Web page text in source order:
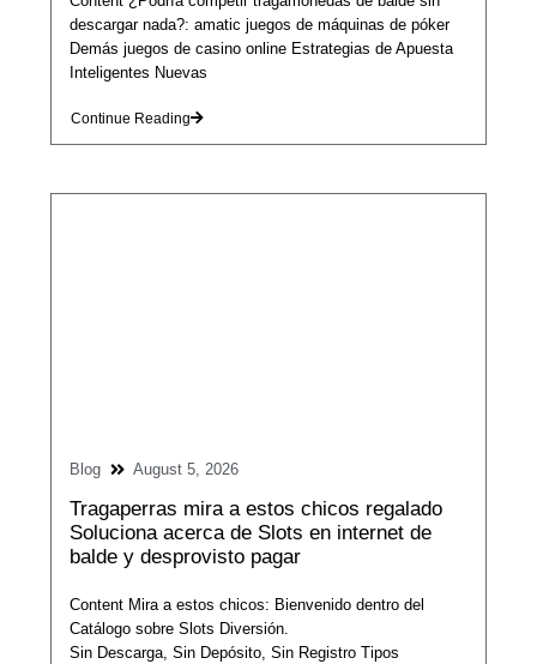
descargar nada?: amatic juegos de máquinas de póker
Demás juegos de casino online Estrategias de Apuesta
Inteligentes Nuevas
Continue Reading
Blog August 5, 2026
Tragaperras mira a estos chicos regalado
Soluciona acerca de Slots en internet de
balde y desprovisto pagar
Content Mira a estos chicos: Bienvenido dentro del
Catálogo sobre Slots Diversión.
Sin Descarga, Sin Depósito, Sin Registro Tipos